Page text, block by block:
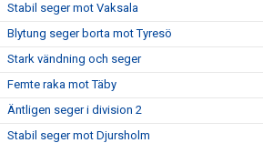
Stabil seger mot Vaksala
Blytung seger borta mot Tyresö
Stark vändning och seger
Femte raka mot Täby
Äntligen seger i division 2
Stabil seger mot Djursholm